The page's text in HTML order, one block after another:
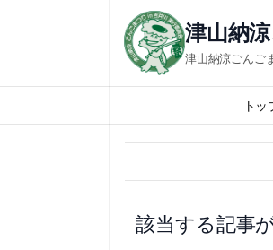
ス
キ
津山納
津山納涼ごんご
トッ
該当する記事